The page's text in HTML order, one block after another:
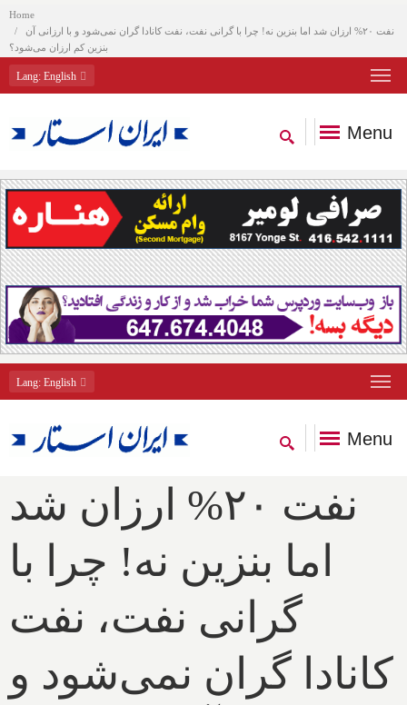
Home
نفت ۲۰% ارزان شد اما بنزین نه! چرا با گرانی نفت، نفت کانادا گران نمی‌شود و با ارزانی آن
بنزین کم ارزان می‌شود؟
Lang: English
Menu
Lang: English
Menu
نفت ۲۰% ارزان شد
اما بنزین نه! چرا با
گرانی نفت، نفت
کانادا گران نمی‌شود و